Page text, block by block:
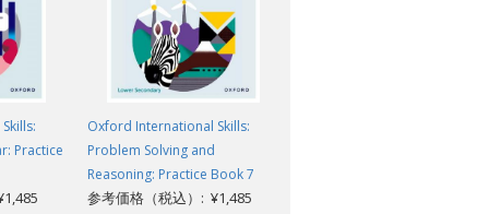
Practice
Oxford International Skills:
Problem Solving and
Reasoning: Practice Book 7
参考価格（税込）: ¥1,485